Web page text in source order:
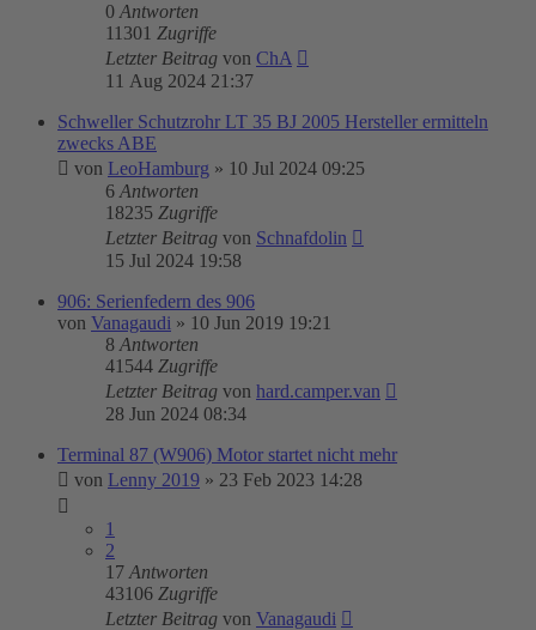
0 Antworten
11301 Zugriffe
Letzter Beitrag von ChA
11 Aug 2024 21:37
Schweller Schutzrohr LT 35 BJ 2005 Hersteller ermitteln
zwecks ABE
von LeoHamburg » 10 Jul 2024 09:25
6 Antworten
18235 Zugriffe
Letzter Beitrag von Schnafdolin
15 Jul 2024 19:58
906: Serienfedern des 906
von Vanagaudi » 10 Jun 2019 19:21
8 Antworten
41544 Zugriffe
Letzter Beitrag von hard.camper.van
28 Jun 2024 08:34
Terminal 87 (W906) Motor startet nicht mehr
von Lenny 2019 » 23 Feb 2023 14:28
1
2
17 Antworten
43106 Zugriffe
Letzter Beitrag von Vanagaudi